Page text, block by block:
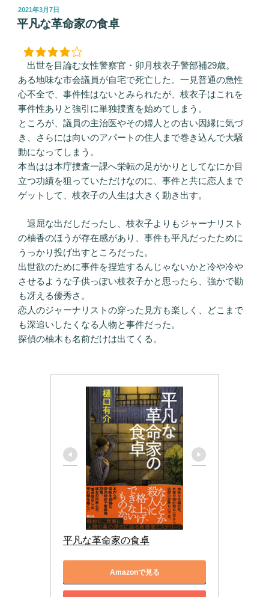
投
稿
日:
2021年3月7日
平凡な革命家の食卓
出世を目論む女性警察官・卯月枝衣子警部補29歳。
ある地味な市会議員が自宅で死亡した。一見普通の急性
心不全で、事件性はないとみられたが、枝衣子はこれを
事件性ありと強引に単独捜査を始めてしまう。
ところが、議員の主治医やその婦人との古い因縁に気づ
き、さらには向いのアパートの住人まで巻き込んで大騒
動になってしまう。
本当はは本庁捜査一課へ栄転の足がかりとしてなにか目
立つ功績を狙っていただけなのに、事件と共に恋人まで
ゲットして、枝衣子の人生は大きく動き出す。
退屈な出だしだったし、枝衣子よりもジャーナリスト
の柚香のほうが存在感があり、事件も平凡だったために
うっかり投げ出すところだった。
出世欲のために事件を捏造するんじゃないかと冷や冷や
させるような子供っぽい枝衣子かと思ったら、強かで勘
も冴える優秀さ。
恋人のジャーナリストの穿った見方も楽しく、どこまで
も深追いしたくなる人物と事件だった。
探偵の柚木も名前だけは出てくる。
平凡な革命家の食卓
Amazonで見る